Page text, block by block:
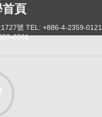
頁
號 TEL: +886-4-2359-0121
0361